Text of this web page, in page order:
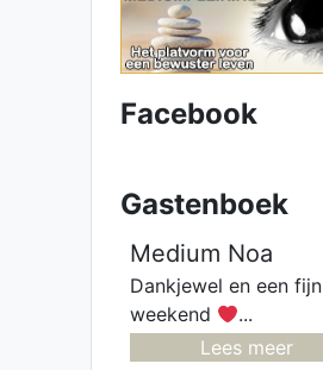
heel sterke
intuïtie. Ik doe
ook per
maandlegging
en jaarlegging. Ik
invoelen,
Lenormand-
Engelen- en
inzichtkaarten
voor je leggen.
Ook voor
Facebook
Gastenboek
Medium Noa
Dankjewel en een fijn
weekend
...
Lees meer